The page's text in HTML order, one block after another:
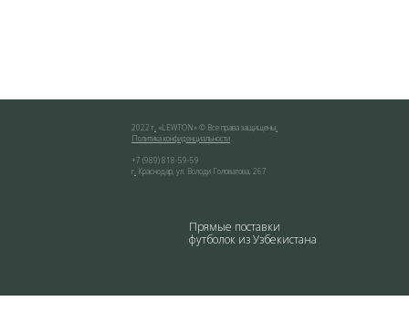
2022 г «LEWTON» © Все права защищены
Политика конфиденциальности
+7 (989) 818-59-59
г Краснодар ул. Володи Головатова, 267
Прямые поставки
футболок из Узбекистана